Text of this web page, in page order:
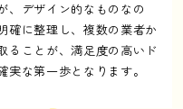
、デザイン的なものなの
確に整理し、複数の業者か
ることが、満足度の高いド
な第一歩となります。